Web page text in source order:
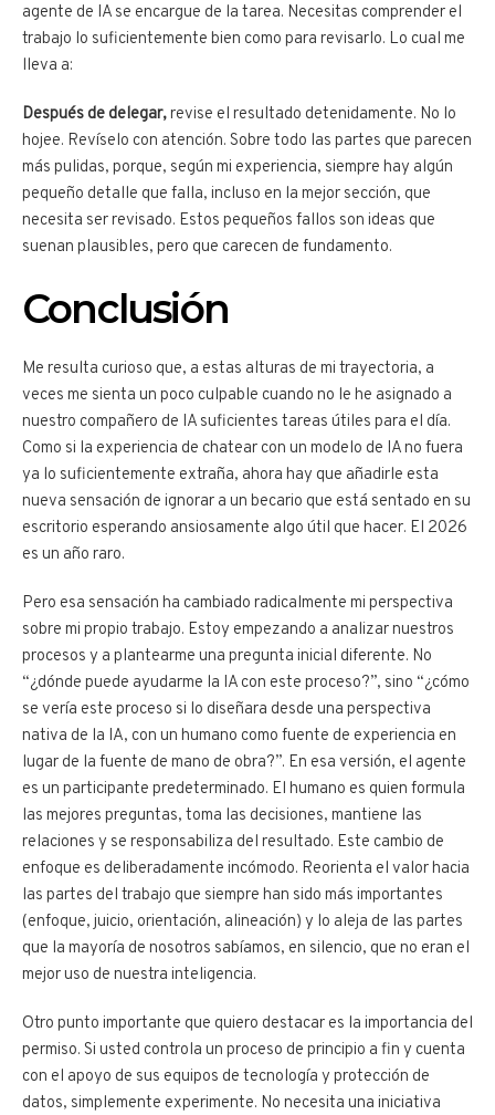
agente de IA se encargue de la tarea. Necesitas comprender el
trabajo lo suficientemente bien como para revisarlo. Lo cual me
lleva a:
Después de delegar,revise el resultado detenidamente. No lo
hojee. Revíselo con atención. Sobre todo las partes que parecen
más pulidas, porque, según mi experiencia, siempre hay algún
pequeño detalle que falla, incluso en la mejor sección, que
necesita ser revisado. Estos pequeños fallos son ideas que
suenan plausibles, pero que carecen de fundamento.
Conclusión
Me resulta curioso que, a estas alturas de mi trayectoria, a
veces me sienta un poco culpable cuando no le he asignado a
nuestro compañero de IA suficientes tareas útiles para el día.
Como si la experiencia de chatear con un modelo de IA no fuera
ya lo suficientemente extraña, ahora hay que añadirle esta
nueva sensación de ignorar a un becario que está sentado en su
escritorio esperando ansiosamente algo útil que hacer. El 2026
es un año raro.
Pero esa sensación ha cambiado radicalmente mi perspectiva
sobre mi propio trabajo. Estoy empezando a analizar nuestros
procesos y a plantearme una pregunta inicial diferente. No
“¿dónde puede ayudarme la IA con este proceso?”, sino “¿cómo
se vería este proceso si lo diseñara desde una perspectiva
nativa de la IA, con un humano como fuente de experiencia en
lugar de la fuente de mano de obra?”. En esa versión, el agente
es un participante predeterminado. El humano es quien formula
las mejores preguntas, toma las decisiones, mantiene las
relaciones y se responsabiliza del resultado. Este cambio de
enfoque es deliberadamente incómodo. Reorienta el valor hacia
las partes del trabajo que siempre han sido más importantes
(enfoque, juicio, orientación, alineación) y lo aleja de las partes
que la mayoría de nosotros sabíamos, en silencio, que no eran el
mejor uso de nuestra inteligencia.
Otro punto importante que quiero destacar es la importancia del
permiso. Si usted controla un proceso de principio a fin y cuenta
con el apoyo de sus equipos de tecnología y protección de
datos, simplemente experimente. No necesita una iniciativa